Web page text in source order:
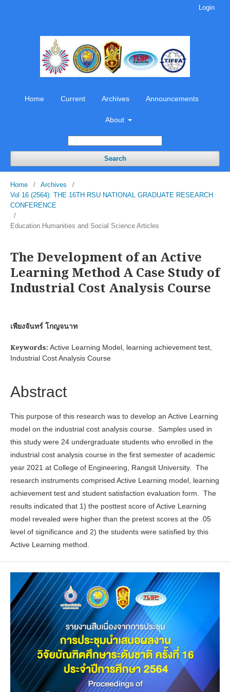
Home Current Archives Announcements
About
Search
Login
Home / Archives
/
Vol 16 (2564): THE 16TH RSU NATIONAL GRADUATE RESEARCH
CONFERENCE
/
Education Humanities and Social Science Articles
The Development of an Active
Learning Method A Case Study of
Industrial Cost Analysis Course
เพียงจันทร์ โกญจนาท
Keywords: Active Learning Model, learning achievement test,
Industrial Cost Analysis Course
Abstract
This purpose of this research was to develop an Active Learning
model on the industrial cost analysis course. Samples used in
this study were 24 undergraduate students who enrolled in the
industrial cost analysis course in the first semester of academic
year 2021 at College of Engineering, Rangsit University. The
research instruments comprised Active Learning model, learning
achievement test and student satisfaction evaluation form. The
results indicated that 1) the posttest score of Active Learning
model revealed were higher than the pretest scores at the .05
level of significance and 2) the students were satisfied by this
Active Learning method.